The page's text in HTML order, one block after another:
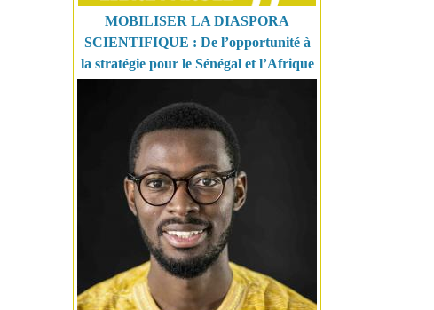
MOBILISER LA DIASPORA
SCIENTIFIQUE : De l’opportunité à
la stratégie pour le Sénégal et l’Afrique